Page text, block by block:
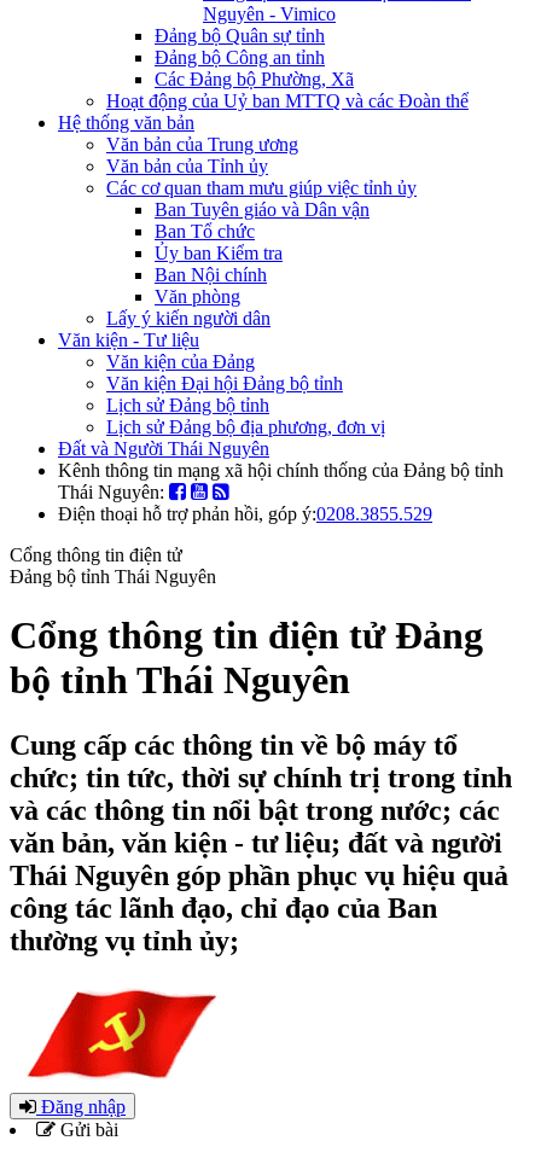
Nguyên - Vimico
Đảng bộ Quân sự tỉnh
Đảng bộ Công an tỉnh
Các Đảng bộ Phường, Xã
Hoạt động của Uỷ ban MTTQ và các Đoàn thể
Hệ thống văn bản
Văn bản của Trung ương
Văn bản của Tỉnh ủy
Các cơ quan tham mưu giúp việc tỉnh ủy
Ban Tuyên giáo và Dân vận
Ban Tổ chức
Ủy ban Kiểm tra
Ban Nội chính
Văn phòng
Lấy ý kiến người dân
Văn kiện - Tư liệu
Văn kiện của Đảng
Văn kiện Đại hội Đảng bộ tỉnh
Lịch sử Đảng bộ tỉnh
Lịch sử Đảng bộ địa phương, đơn vị
Đất và Người Thái Nguyên
Kênh thông tin mạng xã hội chính thống của Đảng bộ tỉnh
Thái Nguyên:
Điện thoại hỗ trợ phản hồi, góp ý:0208.3855.529
Cổng thông tin điện tử
Đảng bộ tỉnh Thái Nguyên
Cổng thông tin điện tử Đảng
bộ tỉnh Thái Nguyên
Cung cấp các thông tin về bộ máy tổ
chức; tin tức, thời sự chính trị trong tỉnh
và các thông tin nổi bật trong nước; các
văn bản, văn kiện - tư liệu; đất và người
Thái Nguyên góp phần phục vụ hiệu quả
công tác lãnh đạo, chỉ đạo của Ban
thường vụ tỉnh ủy;
Đăng nhập
Gửi bài